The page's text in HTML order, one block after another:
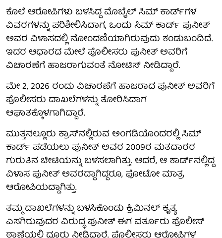
ಕೊಲೆ ಆರೋಪಿಗಳು ಬಳಸಿದ್ದ ಮೊಬೈಲ್ ಸಿಮ್ ಕಾರ್ಡ್‌ಗಳ
ವಿವರಗಳನ್ನು ಪರಿಶೀಲಿಸಿದಾಗ, ಒಂದು ಸಿಮ್ ಕಾರ್ಡ್ ಪುನೀತ್
ಅವರ ವಿಳಾಸದಲ್ಲಿ ನೋಂದಣಿಯಾಗಿರುವುದು ಕಂಡುಬಂದಿದೆ.
ಇದರ ಆಧಾರದ ಮೇಲೆ ಪೊಲೀಸರು ಪುನೀತ್ ಅವರಿಗೆ
ವಿಚಾರಣೆಗೆ ಹಾಜರಾಗುವಂತೆ ನೋಟಿಸ್ ನೀಡಿದ್ದಾರೆ.
ಮೇ 2, 2026 ರಂದು ವಿಚಾರಣೆಗೆ ಹಾಜರಾದ ಪುನೀತ್ ಅವರಿಗೆ
ಪೊಲೀಸರು ದಾಖಲೆಗಳನ್ನು ತೋರಿಸಿದಾಗ
ಆಘಾತಕ್ಕೊಳಗಾಗಿದ್ದಾರೆ.
ಮುತ್ತನಲ್ಲೂರು ಕ್ರಾಸ್‌ನಲ್ಲಿರುವ ಅಂಗಡಿಯೊಂದರಲ್ಲಿ ಸಿಮ್
ಕಾರ್ಡ್ ಪಡೆಯಲು ಪುನೀತ್ ಅವರ 2009ರ ಮತದಾರರ
ಗುರುತಿನ ಚೀಟಿಯನ್ನು ಬಳಸಲಾಗಿತ್ತು. ಆದರೆ, ಆ ಕಾರ್ಡ್‌ನಲ್ಲಿದ್ದ
ವಿಳಾಸ ಪುನೀತ್ ಅವರದ್ದಾಗಿದ್ದರೂ, ಫೋಟೋ ಮಾತ್ರ
ಆರೋಪಿಯದ್ದಾಗಿತ್ತು.
ತಮ್ಮ ದಾಖಲೆಗಳನ್ನು ಬಳಸಿಕೊಂಡು ಕ್ರಿಮಿನಲ್ ಕೃತ್ಯ
ಎಸಗಿರುವುದರ ವಿರುದ್ಧ ಪುನೀತ್ ಈಗ ವರ್ತೂರು ಪೊಲೀಸ್